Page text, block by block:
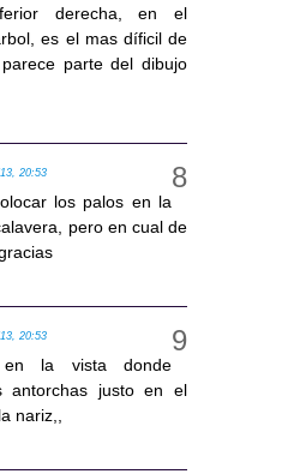
derecha, en el
es el mas díficil de
parte del dibujo
20:53
los palos en la
pero en cual de
20:53
la vista donde
antorchas justo en el
nariz,,